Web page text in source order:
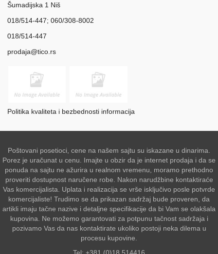
Šumadijska 1 Niš
018/514-447; 060/308-8002
018/514-447
prodaja@tico.rs
Politika kvaliteta i bezbednosti informacija
Poštovani posetioci, cene na našem sajtu su iskazane u dinarima.
Porez je uračunat u cenu. Imajte u obzir da je internet prodaja i da se
ponuda na sajtu ne ažurira u realnom vremenu, moramo prethodno
proveriti dostupnost naručene robe. Nakon narudžbine kontaktiraće
Vas komercijalista. Uplata i realizacija se vrše isključivo posle potvrde
komercijaliste! Trudimo se da prikazan sadržaj bude proveren, da
artikli imaju tačne nazive i detaljne specifikacije da bi Vam se olakšala
kupovina. Ne možemo garantovati za potpunu tačnost sadržaja i
pozivamo Vas da nas kontaktirate ukoliko postoji neka dilema u
procesu kupovine.